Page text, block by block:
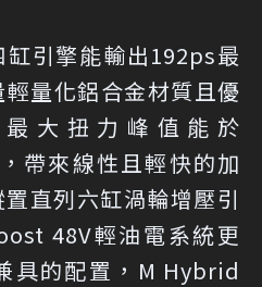
引擎能輸出192ps最
量化鋁合金材質且優
大扭力峰值能於
帶來線性且輕快的加
直列六缸渦輪增壓引
48V輕油電系統更
具的配置，M Hybrid